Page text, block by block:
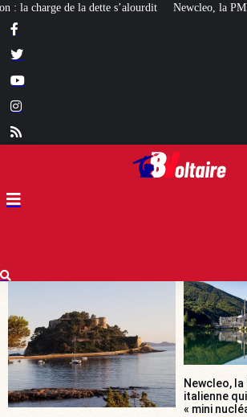
Newcleo, la PME franco-italienne qui mise sur
Newcleo,
italienne
« mini